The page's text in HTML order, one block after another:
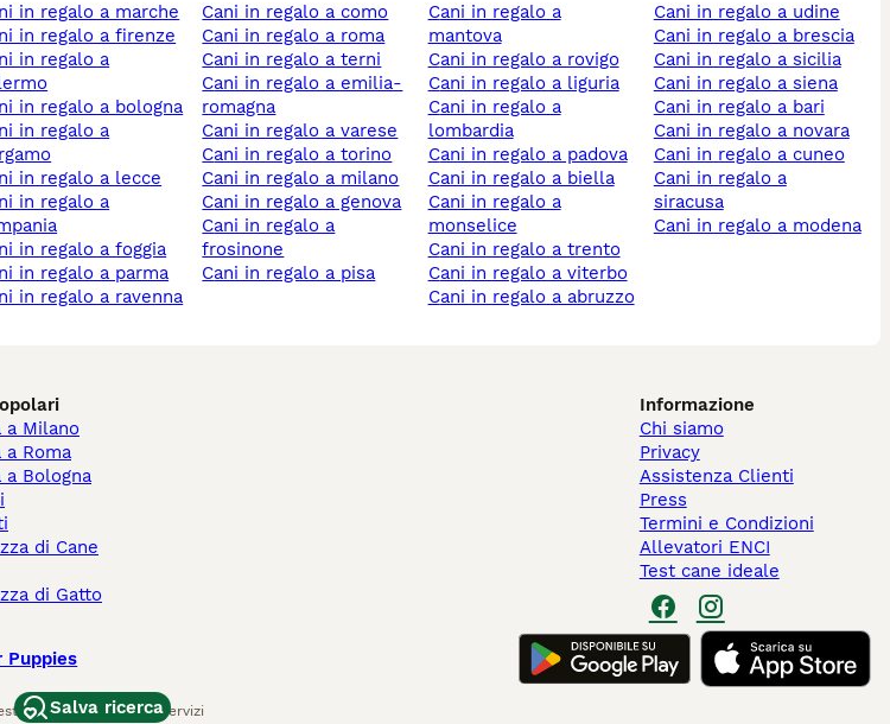
in regalo a marche
in regalo a firenze
in regalo a bologna
in regalo a lecce
in regalo a foggia
in regalo a parma
in regalo a ravenna
cani in regalo a como
cani in regalo a roma
cani in regalo a terni
cani in regalo a emilia-
romagna
cani in regalo a varese
cani in regalo a torino
cani in regalo a milano
cani in regalo a genova
cani in regalo a
frosinone
cani in regalo a pisa
cani in regalo a
mantova
cani in regalo a rovigo
cani in regalo a liguria
cani in regalo a
lombardia
cani in regalo a padova
cani in regalo a biella
cani in regalo a
monselice
cani in regalo a trento
cani in regalo a viterbo
cani in regalo a abruzzo
cani in regalo a udine
cani in regalo a brescia
cani in regalo a sicilia
cani in regalo a siena
cani in regalo a bari
cani in regalo a novara
cani in regalo a cuneo
cani in regalo a
siracusa
cani in regalo a modena
Salva ricerca
a Milano
a Roma
a Bologna
di Cane
di Gatto
Informazione
Chi siamo
Privacy
Assistenza Clienti
Press
Termini e Condizioni
Allevatori ENCI
Test cane ideale
Puppies
sito Web e di altri servizi